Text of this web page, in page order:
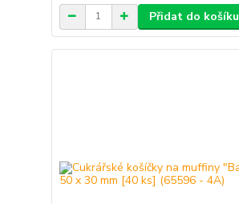
Přidat do košíku